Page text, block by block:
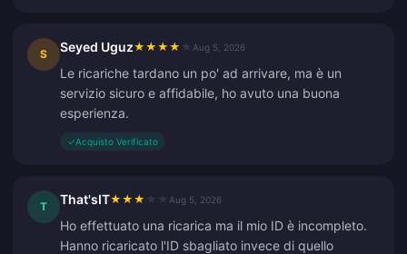
S Seyed Uguz★ ★ ★ ★ Aug 5, 2026
Le ricariche tardano un po' ad arrivare, ma è un
servizio sicuro e affidabile, ho avuto una buona
esperienza.
✓Acquisto Verificato
T That'sIT★ ★ ★ Aug 5, 2026
Ho effettuato una ricarica ma il mio ID è incompleto.
Hanno ricaricato l'ID sbagliato invece di quello